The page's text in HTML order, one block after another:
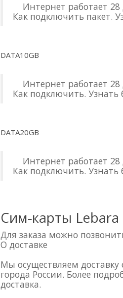
Интернет работает 28
Как подключить пакет.
DATA10GB
Интернет работает 28
Как подключить. Узнать
DATA20GB
Интернет работает 28
Как подключить. Узнать
Сим-карты Lebara
Для заказа можно
О доставке
Мы осуществляем доставку
города России. Более
доставка.